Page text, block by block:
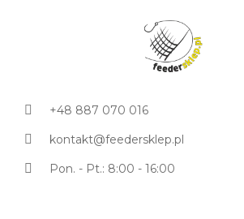
+48 887 070 016
kontakt@feedersklep.pl
Pon. - Pt.: 8:00 - 16:00